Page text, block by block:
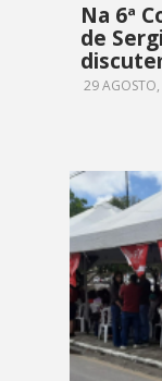
Na 6ª
de
29